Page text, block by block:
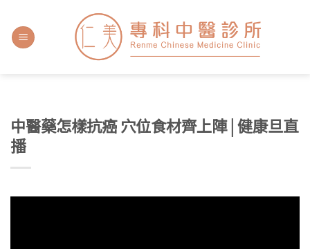
中醫藥怎樣抗癌 穴位食材齊上陣 | 健康旦直
播